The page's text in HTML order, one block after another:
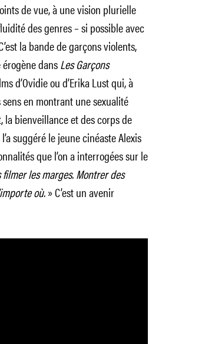
de vue, à une vision plurielle
des genres – si possible avec
la bande de garçons violents,
dansLes Garçons
d’Ovidie ou d’Erika Lust qui, à
en montrant une sexualité
bienveillance et des corps de
suggéré le jeune cinéaste Alexis
que l’on a interrogées sur le
les marges. Montrer des
où.» C’est un avenir